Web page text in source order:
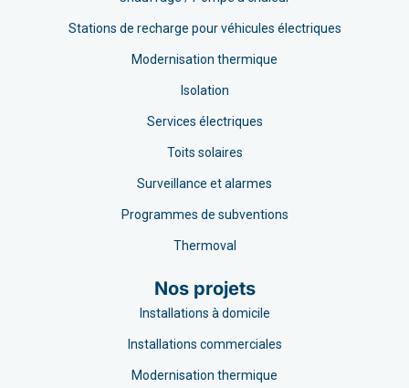
Stations de recharge pour véhicules électriques
Modernisation thermique
Isolation
Services électriques
Toits solaires
Surveillance et alarmes
Programmes de subventions
Thermoval
Nos projets
Installations à domicile
Installations commerciales
Modernisation thermique